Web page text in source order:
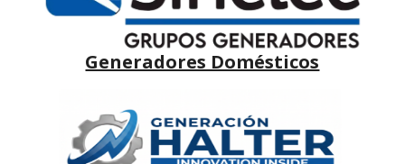
Generadores Domésticos